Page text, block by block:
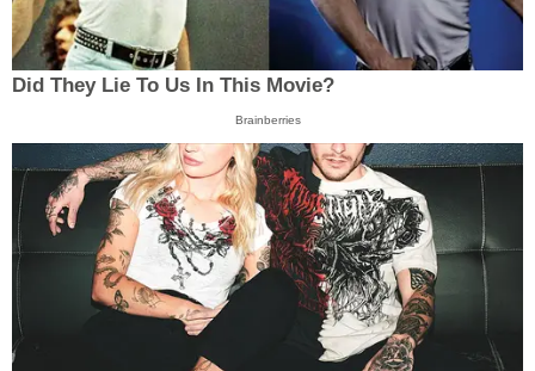
Did They Lie To Us In This Movie?
Brainberries